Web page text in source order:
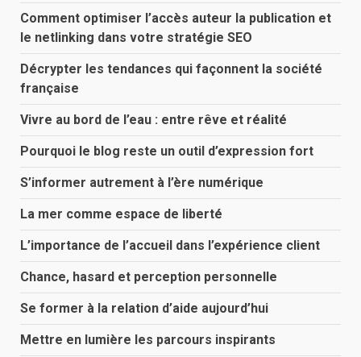
Comment optimiser l’accès auteur la publication et
le netlinking dans votre stratégie SEO
Décrypter les tendances qui façonnent la société
française
Vivre au bord de l’eau : entre rêve et réalité
Pourquoi le blog reste un outil d’expression fort
S’informer autrement à l’ère numérique
La mer comme espace de liberté
L’importance de l’accueil dans l’expérience client
Chance, hasard et perception personnelle
Se former à la relation d’aide aujourd’hui
Mettre en lumière les parcours inspirants